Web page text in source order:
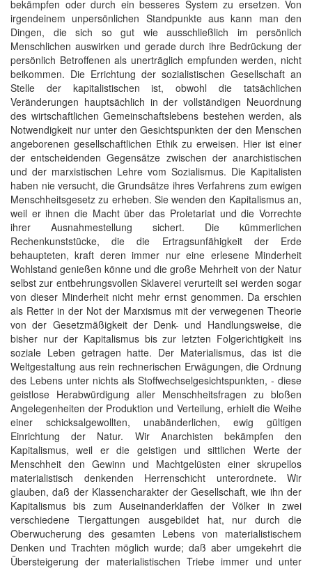
bekämpfen oder durch ein besseres System zu ersetzen. Von
irgendeinem unpersönlichen Standpunkte aus kann man den
Dingen, die sich so gut wie ausschließlich im persönlich
Menschlichen auswirken und gerade durch ihre Bedrückung der
persönlich Betroffenen als unerträglich empfunden werden, nicht
beikommen. Die Errichtung der sozialistischen Gesellschaft an
Stelle der kapitalistischen ist, obwohl die tatsächlichen
Veränderungen hauptsächlich in der vollständigen Neuordnung
des wirtschaftlichen Gemeinschaftslebens bestehen werden, als
Notwendigkeit nur unter den Gesichtspunkten der den Menschen
angeborenen gesellschaftlichen Ethik zu erweisen. Hier ist einer
der entscheidenden Gegensätze zwischen der anarchistischen
und der marxistischen Lehre vom Sozialismus. Die Kapitalisten
haben nie versucht, die Grundsätze ihres Verfahrens zum ewigen
Menschheitsgesetz zu erheben. Sie wenden den Kapitalismus an,
weil er ihnen die Macht über das Proletariat und die Vorrechte
ihrer Ausnahmestellung sichert. Die kümmerlichen
Rechenkunststücke, die die Ertragsunfähigkeit der Erde
behaupteten, kraft deren immer nur eine erlesene Minderheit
Wohlstand genießen könne und die große Mehrheit von der Natur
selbst zur entbehrungsvollen Sklaverei verurteilt sei werden sogar
von dieser Minderheit nicht mehr ernst genommen. Da erschien
als Retter in der Not der Marxismus mit der verwegenen Theorie
von der Gesetzmäßigkeit der Denk- und Handlungsweise, die
bisher nur der Kapitalismus bis zur letzten Folgerichtigkeit ins
soziale Leben getragen hatte. Der Materialismus, das ist die
Weltgestaltung aus rein rechnerischen Erwägungen, die Ordnung
des Lebens unter nichts als Stoffwechselgesichtspunkten, - diese
geistlose Herabwürdigung aller Menschheitsfragen zu bloßen
Angelegenheiten der Produktion und Verteilung, erhielt die Weihe
einer schicksalgewollten, unabänderlichen, ewig gültigen
Einrichtung der Natur. Wir Anarchisten bekämpfen den
Kapitalismus, weil er die geistigen und sittlichen Werte der
Menschheit den Gewinn und Machtgelüsten einer skrupellos
materialistisch denkenden Herrenschicht unterordnete. Wir
glauben, daß der Klassencharakter der Gesellschaft, wie ihn der
Kapitalismus bis zum Auseinanderklaffen der Völker in zwei
verschiedene Tiergattungen ausgebildet hat, nur durch die
Oberwucherung des gesamten Lebens von materialistischem
Denken und Trachten möglich wurde; daß aber umgekehrt die
Übersteigerung der materialistischen Triebe immer und unter